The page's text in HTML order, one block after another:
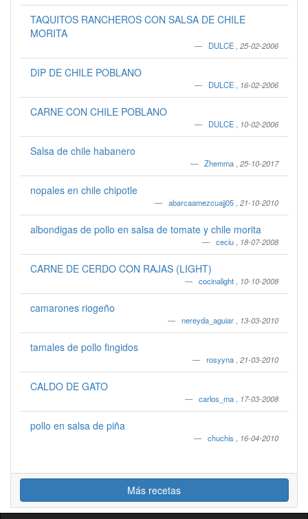
TAQUITOS RANCHEROS CON SALSA DE CHILE
MORITA
DULCE 25-02-2006
DIP DE CHILE POBLANO
DULCE 16-02-2006
CARNE CON CHILE POBLANO
DULCE 10-02-2006
Salsa de chile habanero
Zhemma 25-10-2017
nopales en chile chipotle
abarcaamezcuajj05 21-10-2010
albondigas de pollo en salsa de tomate y chile morita
ceciu 18-07-2008
CARNE DE CERDO CON RAJAS (LIGHT)
cocinalight 10-10-2008
camarones riogeño
nereyda_aguiar 13-03-2010
tamales de pollo fingidos
rosyyna 21-03-2010
CALDO DE GATO
carlos_ma 17-03-2008
pollo en salsa de piña
chuchis 16-04-2010
Más recetas